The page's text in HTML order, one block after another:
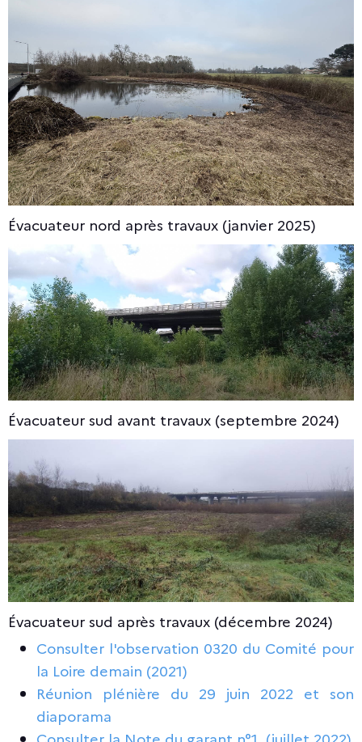
Évacuateur nord après travaux (janvier 2025)
Évacuateur sud avant travaux (septembre 2024)
Évacuateur sud après travaux (décembre 2024)
Consulter l'observation 0320 du Comité pour
la Loire demain (2021)
Réunion plénière du 29 juin 2022 et son
diaporama